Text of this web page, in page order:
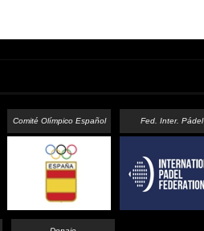
Comité Olímpico Español Fed. Inter. Pádel